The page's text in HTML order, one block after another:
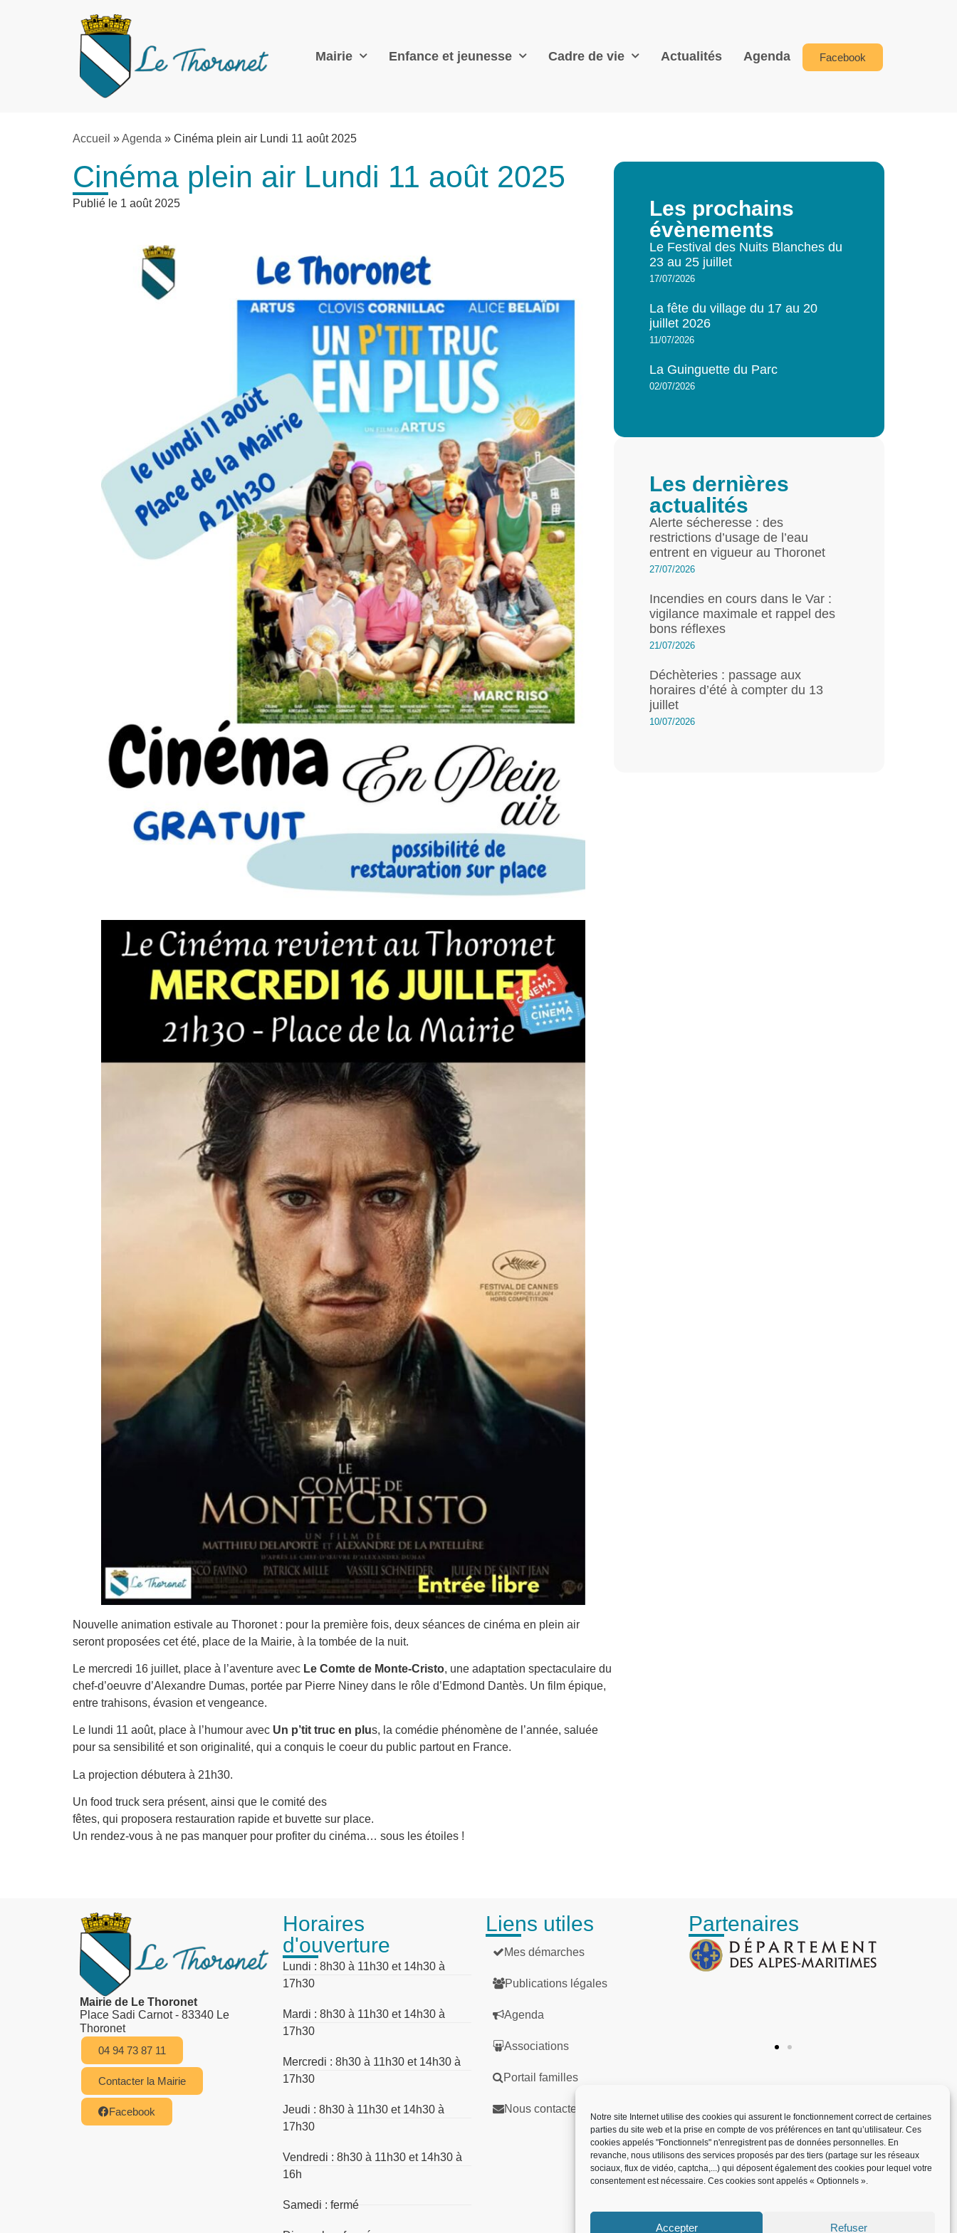
Notre site Internet utilise des cookies qui assurent le fonctionnement correct de certaines
parties du site web et la prise en compte de vos préférences en tant qu’utilisateur. Ces
cookies appelés "Fonctionnels" n'enregistrent pas de données personnelles. En
revanche, nous utilisons des services proposés par des tiers (partage sur les réseaux
sociaux, flux de vidéo, captcha,...) qui déposent également des cookies pour lequel votre
consentement est nécessaire. Ces cookies sont appelés « Optionnels ».
Accepter Refuser
Mairie Enfance et jeunesse Cadre de vie Actualités Agenda Facebook
Accueil »Agenda » Cinéma plein air Lundi 11 août 2025
Cinéma plein air Lundi 11 août 2025
Publié le 1 août 2025
Nouvelle animation estivale au Thoronet : pour la première fois, deux séances de cinéma en plein air
seront proposées cet été, place de la Mairie, à la tombée de la nuit.
Le mercredi 16 juillet, place à l’aventure avec Le Comte de Monte-Cristo, une adaptation spectaculaire du
chef-d’oeuvre d’Alexandre Dumas, portée par Pierre Niney dans le rôle d’Edmond Dantès. Un film épique,
entre trahisons, évasion et vengeance.
Le lundi 11 août, place à l’humour avec Un p’tit truc en plus, la comédie phénomène de l’année, saluée
pour sa sensibilité et son originalité, qui a conquis le coeur du public partout en France.
La projection débutera à 21h30.
Un food truck sera présent, ainsi que le comité des
fêtes, qui proposera restauration rapide et buvette sur place.
Un rendez-vous à ne pas manquer pour profiter du cinéma… sous les étoiles !
Les prochains
évènements
Le Festival des Nuits Blanches du
23 au 25 juillet
17/07/2026
La fête du village du 17 au 20
juillet 2026
11/07/2026
La Guinguette du Parc
02/07/2026
Les dernières
actualités
Alerte sécheresse : des
restrictions d’usage de l’eau
entrent en vigueur au Thoronet
27/07/2026
Incendies en cours dans le Var :
vigilance maximale et rappel des
bons réflexes
21/07/2026
Déchèteries : passage aux
horaires d’été à compter du 13
juillet
10/07/2026
Mairie de Le Thoronet
Place Sadi Carnot - 83340 Le
Thoronet
04 94 73 87 11
Contacter la Mairie
Facebook
Horaires
d'ouverture
Lundi : 8h30 à 11h30 et 14h30 à
17h30
Mardi : 8h30 à 11h30 et 14h30 à
17h30
Mercredi : 8h30 à 11h30 et 14h30 à
17h30
Jeudi : 8h30 à 11h30 et 14h30 à
17h30
Vendredi : 8h30 à 11h30 et 14h30 à
16h
Samedi : fermé
Liens utiles
Mes démarches
Publications légales
Agenda
Associations
Portail familles
Nous contacter
Partenaires